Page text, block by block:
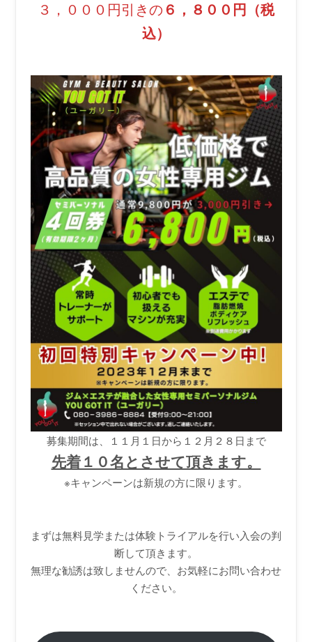
３，０００円引きの ６，８００円（税
込）
募集期間は、１１月１日から１２月２８日まで
先着１０名とさせて頂きます。
※キャンペーンは新規の方に限ります。
まずは無料見学または体験トライアルを行い入会の判
断して頂きます。
無理な勧誘は致しませんので、お気軽にお問い合わせ
ください。